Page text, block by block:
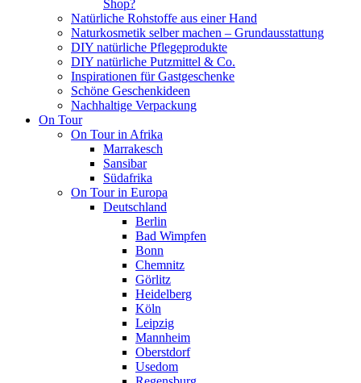
Shop?
Natürliche Rohstoffe aus einer Hand
Naturkosmetik selber machen – Grundausstattung
DIY natürliche Pflegeprodukte
DIY natürliche Putzmittel & Co.
Inspirationen für Gastgeschenke
Schöne Geschenkideen
Nachhaltige Verpackung
On Tour
On Tour in Afrika
Marrakesch
Sansibar
Südafrika
On Tour in Europa
Deutschland
Berlin
Bad Wimpfen
Bonn
Chemnitz
Görlitz
Heidelberg
Köln
Leipzig
Mannheim
Oberstdorf
Usedom